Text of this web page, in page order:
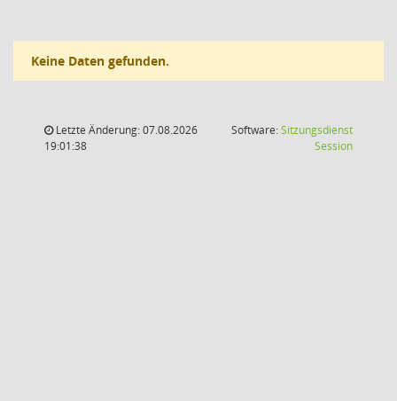
Keine Daten gefunden.
Letzte Änderung: 07.08.2026
19:01:38
Software:Sitzungsdienst
Session(Wird in